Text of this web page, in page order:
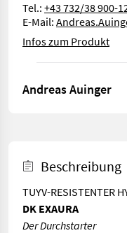
Tel.: +43 732/38 900-
E-Mail:
Infos zum Produkt
Andreas Auinger
Beschreibung
TUYV-RESISTENTER
DK EXAURA
Der Durchstarter